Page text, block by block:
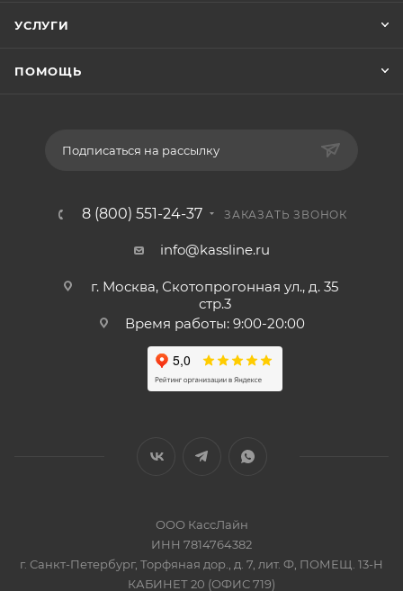
УСЛУГИ
ПОМОЩЬ
Подписаться на рассылку
8 (800) 551-24-37 ЗАКАЗАТЬ ЗВОНОК
info@kassline.ru
г. Москва, Скотопрогонная ул., д. 35
стр.3
Время работы: 9:00-20:00
ООО КассЛайн
ИНН 7814764382
г. Санкт-Петербург, Торфяная дор., д. 7, лит. Ф, ПОМЕЩ. 13-Н
КАБИНЕТ 20 (ОФИС 719)